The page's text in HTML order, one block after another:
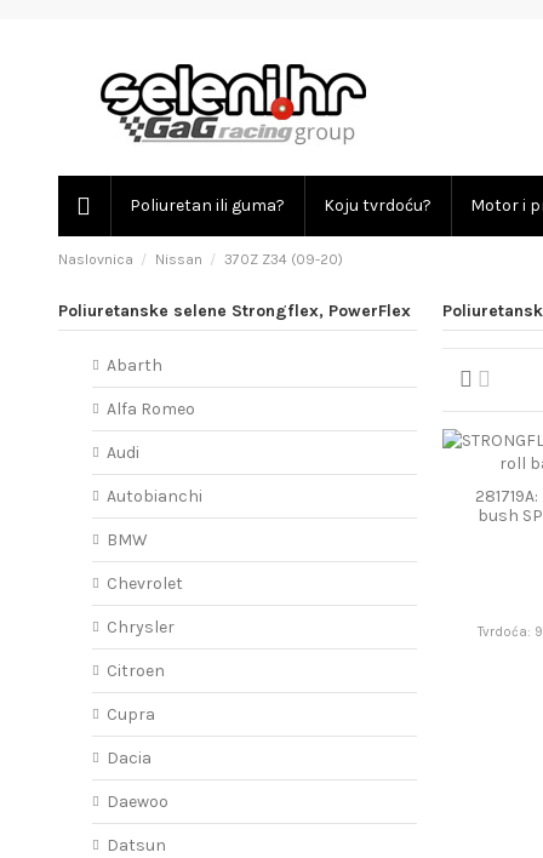
Poliuretan ili guma? Koju tvrdoću? Motor i
Naslovnica Nissan 370Z Z34 (09-20)
bush
Tvrdoća:
Poliuretanske selene Strongflex, PowerFlex
Abarth
Alfa Romeo
Audi
Autobianchi
BMW
Chevrolet
Chrysler
Citroen
Cupra
Dacia
Daewoo
Datsun